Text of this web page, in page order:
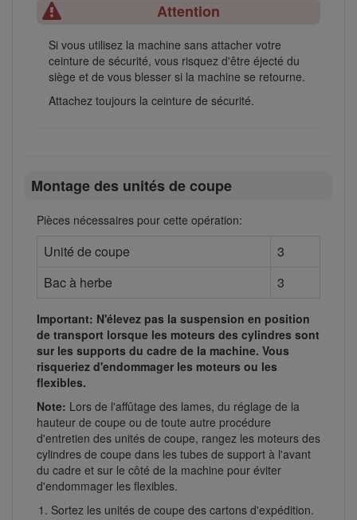
Attention
Si vous utilisez la machine sans attacher votre
ceinture de sécurité, vous risquez d'être éjecté du
siège et de vous blesser si la machine se retourne.
Attachez toujours la ceinture de sécurité.
Montage des unités de coupe
Pièces nécessaires pour cette opération:
Unité de coupe
3
Bac à herbe
3
Important: N'élevez pas la suspension en position
de transport lorsque les moteurs des cylindres sont
sur les supports du cadre de la machine. Vous
risqueriez d'endommager les moteurs ou les
flexibles.
Note: Lors de l'affûtage des lames, du réglage de la
hauteur de coupe ou de toute autre procédure
d'entretien des unités de coupe, rangez les moteurs des
cylindres de coupe dans les tubes de support à l'avant
du cadre et sur le côté de la machine pour éviter
d'endommager les flexibles.
Sortez les unités de coupe des cartons d'expédition.